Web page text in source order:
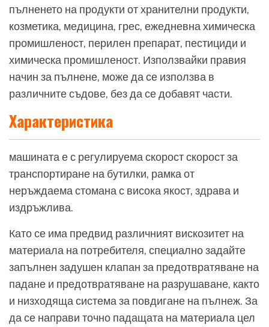
пълненето на продукти от хранителни продукти,
козметика, медицина, грес, ежедневна химическа
промишленост, перилен препарат, пестициди и
химическа промишленост. Използвайки правия
начин за пълнене, може да се използва в
различните съдове, без да се добавят части.
Характеристика
машината е с регулируема скорост скорост за
транспортиране на бутилки, рамка от
неръждаема стомана с висока якост, здрава и
издръжлива.
Като се има предвид различният вискозитет на
материала на потребителя, специално задайте
запълнен задушен клапан за предотвратяване на
падане и предотвратяване на разрушаване, както
и низходяща система за повдигане на пълнеж. За
да се направи точно падащата на материала цел